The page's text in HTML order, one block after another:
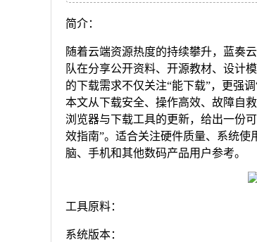
简介：
随着云端资源热度的持续攀升，蓝奏
队在分享公开资料、开源教材、设计
的下载需求不仅关注“能下载”，更强
本文从下载安全、操作高效、故障自
浏览器与下载工具的更新，给出一份
效指南”。适合关注硬件质量、系统
脑、手机和其他数码产品用户参考。
工具原料：
系统版本：